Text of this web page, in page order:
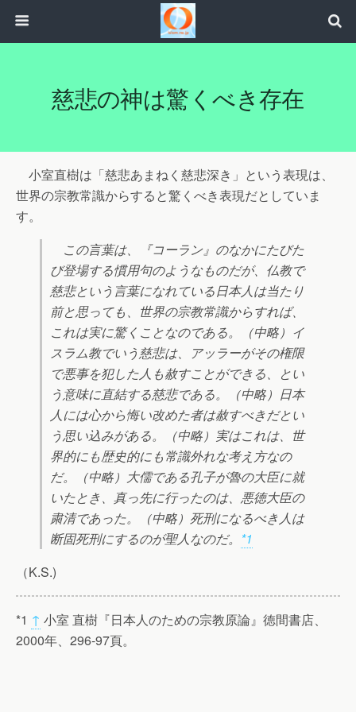
慈悲の神は驚くべき存在
小室直樹は「慈悲あまねく慈悲深き」という表現は、
世界の宗教常識からすると驚くべき表現だとしていま
す。
この言葉は、『コーラン』のなかにたびた
び登場する慣用句のようなものだが、仏教で
慈悲という言葉になれている日本人は当たり
前と思っても、世界の宗教常識からすれば、
これは実に驚くことなのである。（中略）イ
スラム教でいう慈悲は、アッラーがその権限
で悪事を犯した人も赦すことができる、とい
う意味に直結する慈悲である。（中略）日本
人には心から悔い改めた者は赦すべきだとい
う思い込みがある。（中略）実はこれは、世
界的にも歴史的にも常識外れな考え方なの
だ。（中略）大儒である孔子が魯の大臣に就
いたとき、真っ先に行ったのは、悪徳大臣の
粛清であった。（中略）死刑になるべき人は
断固死刑にするのが聖人なのだ。 *1
（K.S.)
*1 ↑ 小室 直樹『日本人のための宗教原論』徳間書店、
2000年、296-97頁。